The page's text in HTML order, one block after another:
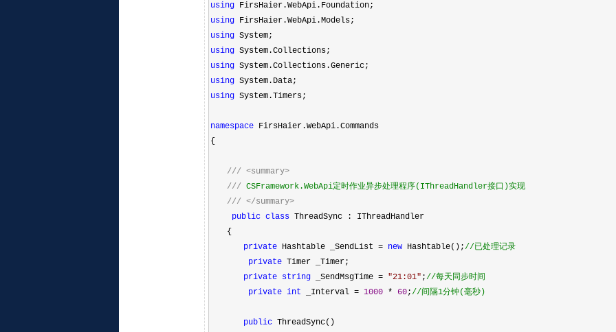
usingFirsHaier.WebApi.Foundation;
usingFirsHaier.WebApi.Models;
usingSystem;
usingSystem.Collections;
usingSystem.Collections.Generic;
usingSystem.Data;
usingSystem.Timers;
namespaceFirsHaier.WebApi.Commands
{
/// <summary>
/// CSFramework.WebApi定时作业异步处理程序(IThreadHandler接口)实现
/// </summary>
public classThreadSync : IThreadHandler
{
privateHashtable _SendList = newHashtable();//已处理记录
privateTimer _Timer;
private
string_SendMsgTime = "21:01" ;//每天同步时间
private int _Interval = 1000 * 60;// 间隔1分钟(毫秒)
publicThreadSync()